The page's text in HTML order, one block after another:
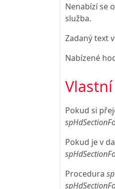
Nenabízí se
služba.
Zadaný text
Nabízené
Pokud si
Pokud je v
Procedura